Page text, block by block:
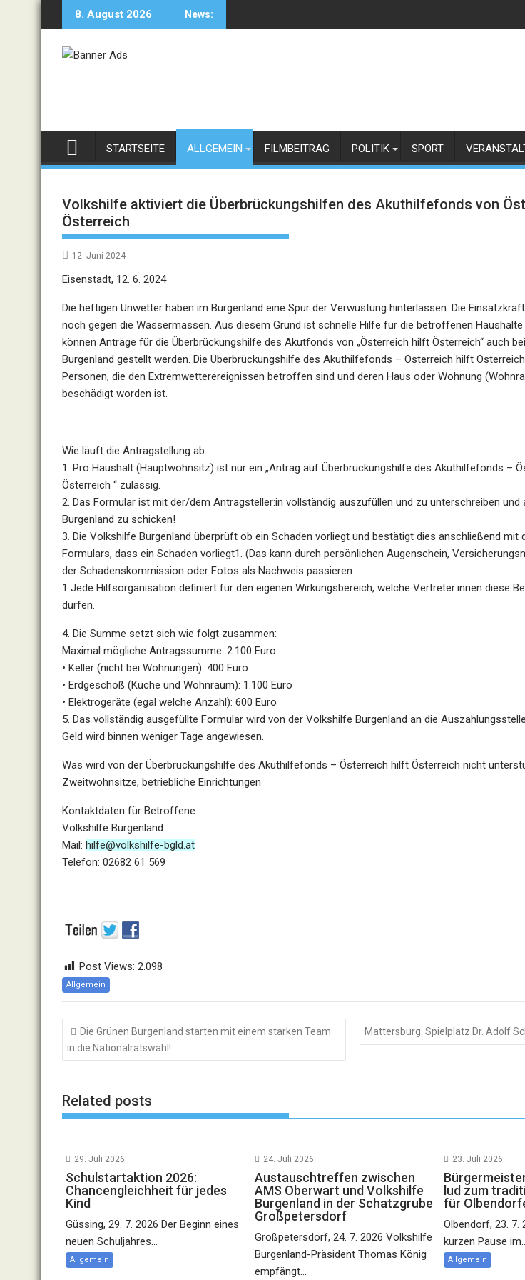
8. August 2026 News:
STARTSEITE ALLGEMEIN FILMBEITRAG POLITIK SPORT
Volkshilfe aktiviert die Überbrückungshilfen des Akuthilfefonds von
Österreich
12. Juni 2024
Eisenstadt, 12. 6. 2024
Die heftigen Unwetter haben im Burgenland eine Spur der Verwüstung hinterlassen. Die
noch gegen die Wassermassen. Aus diesem Grund ist schnelle Hilfe für die betroffenen
können Anträge für die Überbrückungshilfe des Akutfonds von „Österreich hilft Österreich“ auch
Burgenland gestellt werden. Die Überbrückungshilfe des Akuthilfefonds – Österreich hilft
Personen, die den Extremwetterereignissen betroffen sind und deren Haus oder Wohnung
beschädigt worden ist.
Wie läuft die Antragstellung ab:
1. Pro Haushalt (Hauptwohnsitz) ist nur ein „Antrag auf Überbrückungshilfe des Akuthilfefonds –
Österreich “ zulässig.
2. Das Formular ist mit der/dem Antragsteller:in vollständig auszufüllen und zu unterschreiben und
Burgenland zu schicken!
3. Die Volkshilfe Burgenland überprüft ob ein Schaden vorliegt und bestätigt dies anschließend mit
Formulars, dass ein Schaden vorliegt1. (Das kann durch persönlichen Augenschein,
der Schadenskommission oder Fotos als Nachweis passieren.
1 Jede Hilfsorganisation definiert für den eigenen Wirkungsbereich, welche Vertreter:innen diese
dürfen.
4. Die Summe setzt sich wie folgt zusammen:
Maximal mögliche Antragssumme: 2.100 Euro
• Keller (nicht bei Wohnungen): 400 Euro
• Erdgeschoß (Küche und Wohnraum): 1.100 Euro
• Elektrogeräte (egal welche Anzahl): 600 Euro
5. Das vollständig ausgefüllte Formular wird von der Volkshilfe Burgenland an die
Geld wird binnen weniger Tage angewiesen.
Was wird von der Überbrückungshilfe des Akuthilfefonds – Österreich hilft Österreich nicht
Zweitwohnsitze, betriebliche Einrichtungen
Kontaktdaten für Betroffene
Volkshilfe Burgenland:
Mail: hilfe@volkshilfe-bgld.at
Telefon: 02682 61 569
Post Views: 2.098
Allgemein
Beitragsnavigation
Die Grünen Burgenland starten mit einem starken Team
in die Nationalratswahl!
Mattersburg: Spielplatz Dr. Adolf
Related posts
29. Juli 2026
Schulstartaktion 2026:
Chancengleichheit für jedes
Kind
Güssing, 29. 7. 2026 Der Beginn eines
neuen Schuljahres...
Allgemein
24. Juli 2026
Austauschtreffen zwischen
AMS Oberwart und Volkshilfe
Burgenland in der Schatzgrube
Großpetersdorf
Großpetersdorf, 24. 7. 2026 Volkshilfe
Burgenland-Präsident Thomas König
empfängt...
23. Juli 2026
lud zum
für
Olbendorf, 23. 7.
kurzen Pause
Allgemein